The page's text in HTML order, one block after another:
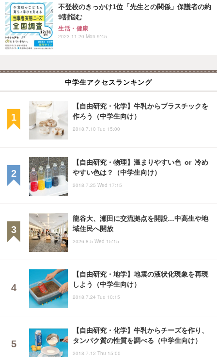
不登校のきっかけ1位「先生との関係」保護者の約
9割悩む
生活・健康
2023.11.20 Mon 9:45
中学生アクセスランキング
【自由研究・化学】牛乳からプラスチックを
作ろう（中学生向け）
2018.7.10 Tue 15:00
【自由研究・物理】温まりやすい色 or 冷め
やすい色は？（中学生向け）
2018.7.25 Wed 17:15
龍谷大、瀬田に交流拠点を開設…中高生や地
域住民へ開放
2026.8.5 Wed 15:15
【自由研究・地学】地震の液状化現象を再現
しよう（中学生向け）
2018.7.24 Tue 10:15
【自由研究・化学】牛乳からチーズを作り、
タンパク質の性質を調べる（中学生向け）
2018.7.12 Thu 15:00